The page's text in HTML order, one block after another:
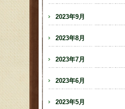
2023年9月
2023年8月
2023年7月
2023年6月
2023年5月